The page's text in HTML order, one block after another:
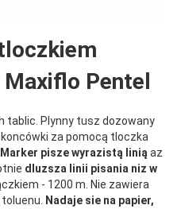
Pentel
tablic. Plynny tusz dozowany
za pomocą tloczka
Marker pisze wyrazistą linią az
dluzsza linii pisania niz w
- 1200 m. Nie zawiera
Nadaje sie na papier,